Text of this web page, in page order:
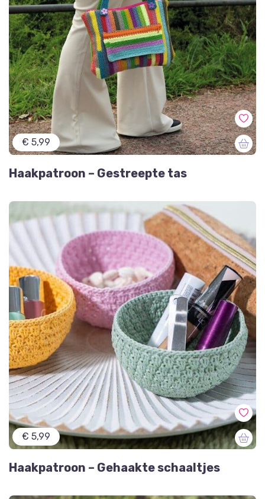
€ 5,99
Haakpatroon – Gestreepte tas
€ 5,99
Haakpatroon – Gehaakte schaaltjes